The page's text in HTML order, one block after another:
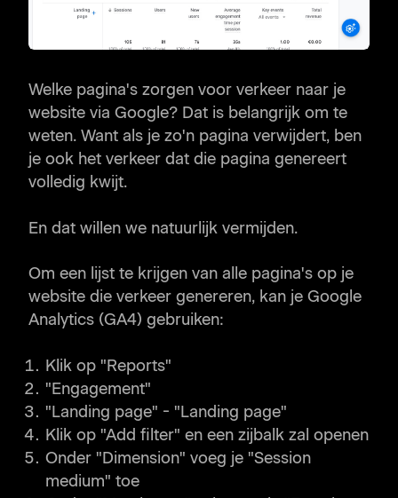
Welke pagina's zorgen voor verkeer naar je
website via Google? Dat is belangrijk om te
weten. Want als je zo'n pagina verwijdert, ben
je ook het verkeer dat die pagina genereert
volledig kwijt.
En dat willen we natuurlijk vermijden.
Om een lijst te krijgen van alle pagina's op je
website die verkeer genereren, kan je Google
Analytics (GA4) gebruiken:
Klik op "Reports"
"Engagement"
"Landing page" - "Landing page"
Klik op "Add filter" en een zijbalk zal openen
Onder "Dimension" voeg je "Session
medium" toe